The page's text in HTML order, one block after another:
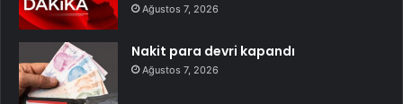
Ağustos 7, 2026
Nakit para devri kapandı
Ağustos 7, 2026